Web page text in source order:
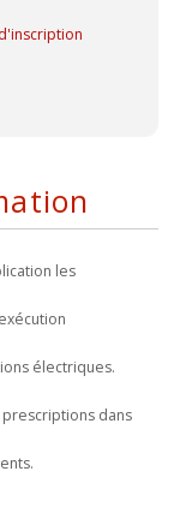
les
électriques.
dans